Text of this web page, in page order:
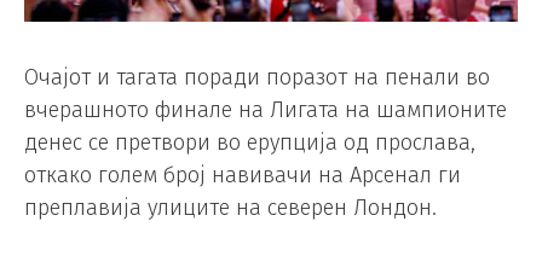
Очајот и тагата поради поразот на пенали во
вчерашното финале на Лигата на шампионите
денес се претвори во ерупција од прослава,
откако голем број навивачи на Арсенал ги
преплавија улиците на северен Лондон.